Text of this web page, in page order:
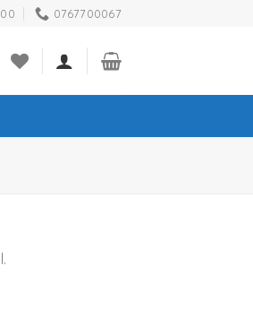
0767700067